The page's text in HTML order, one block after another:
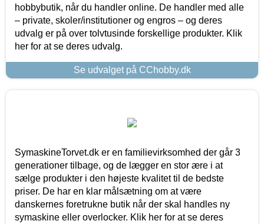
hobbybutik, når du handler online. De handler med alle
– private, skoler/institutioner og engros – og deres
udvalg er på over tolvtusinde forskellige produkter. Klik
her for at se deres udvalg.
Se udvalget på CChobby.dk
SymaskineTorvet.dk er en familievirksomhed der går 3
generationer tilbage, og de lægger en stor ære i at
sælge produkter i den højeste kvalitet til de bedste
priser. De har en klar målsætning om at være
danskernes foretrukne butik når der skal handles ny
symaskine eller overlocker. Klik her for at se deres